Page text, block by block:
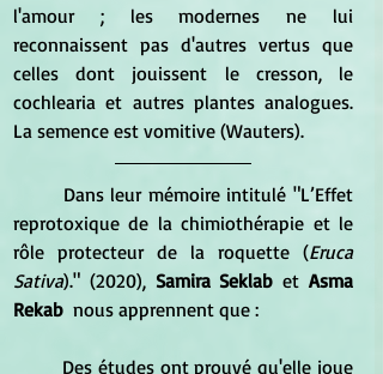
l'amour ; les modernes ne lui
reconnaissent pas d'autres vertus que
celles dont jouissent le cresson, le
cochlearia et autres plantes analogues.
La semence est vomitive (Wauters).
reprotoxique de la chimiothérapie et le
rôle protecteur de la roquette (Eruca
Sativa)." (2020), Samira Seklab et Asma
Rekab nous apprennent que :